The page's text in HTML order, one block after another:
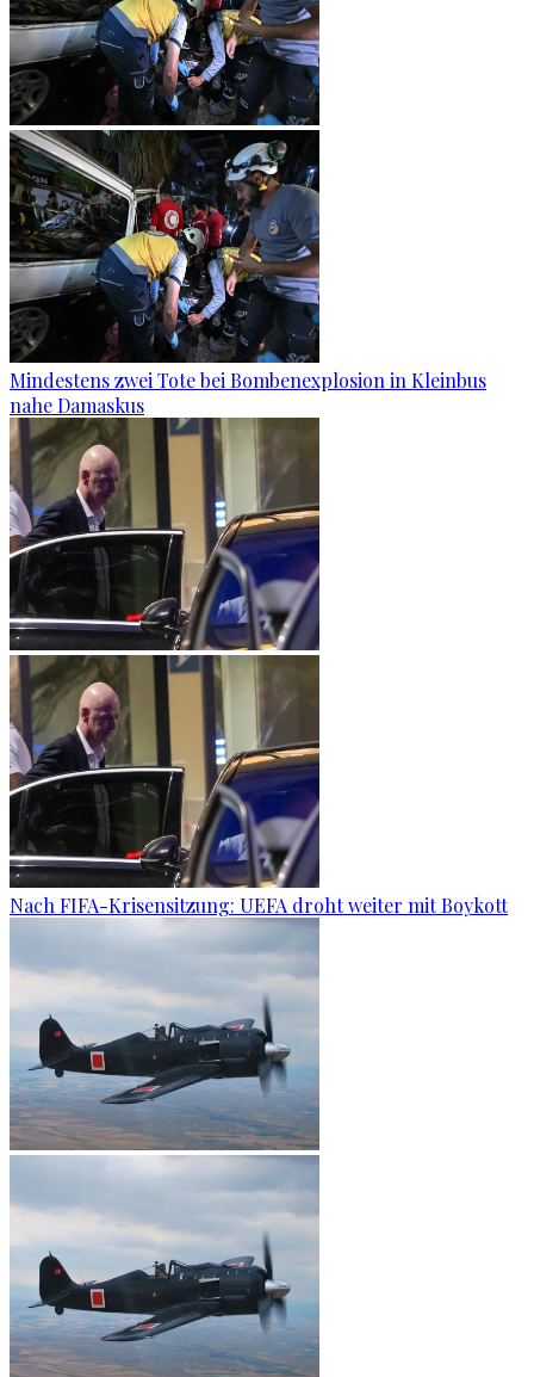
Mindestens zwei Tote bei Bombenexplosion in Kleinbus
nahe Damaskus
Nach FIFA-Krisensitzung: UEFA droht weiter mit Boykott